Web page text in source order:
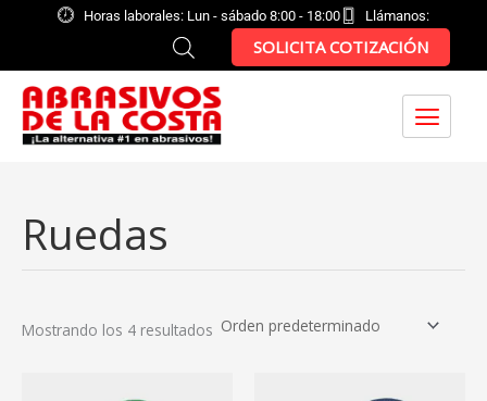
Horas laborales: Lun - sábado 8:00 - 18:00 Llámanos:
SOLICITA COTIZACIÓN
Ruedas
Mostrando los 4 resultados